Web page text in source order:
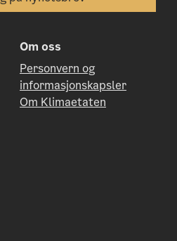
Om oss
Personvern og
informasjonskapsler
Om Klimaetaten